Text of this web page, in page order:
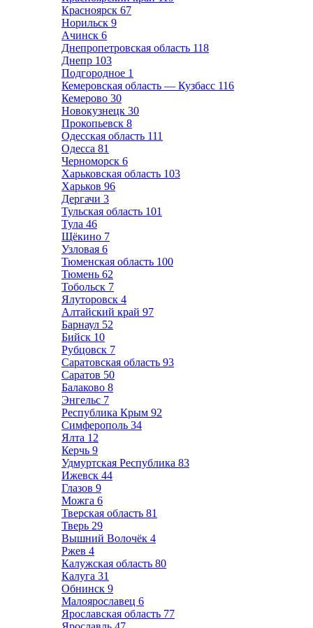
Красноярск 67
Норильск 9
Ачинск 6
Днепропетровская область 118
Днепр 103
Подгородное 1
Кемеровская область — Кузбасс 116
Кемерово 30
Новокузнецк 30
Прокопьевск 8
Одесская область 111
Одесса 81
Черноморск 6
Харьковская область 103
Харьков 96
Дергачи 3
Тульская область 101
Тула 46
Щёкино 7
Узловая 6
Тюменская область 100
Тюмень 62
Тобольск 7
Ялуторовск 4
Алтайский край 97
Барнаул 52
Бийск 10
Рубцовск 7
Саратовская область 93
Саратов 50
Балаково 8
Энгельс 7
Республика Крым 92
Симферополь 34
Ялта 12
Керчь 9
Удмуртская Республика 83
Ижевск 44
Глазов 9
Можга 6
Тверская область 81
Тверь 29
Вышний Волочёк 4
Ржев 4
Калужская область 80
Калуга 31
Обнинск 9
Малоярославец 6
Ярославская область 77